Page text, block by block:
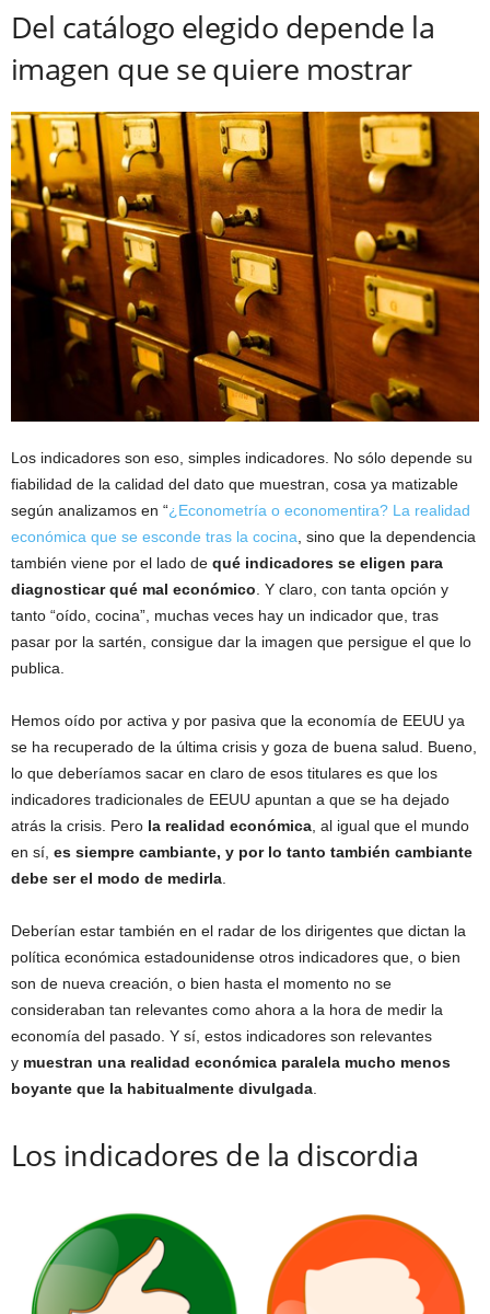
Del catálogo elegido depende la
imagen que se quiere mostrar
Los indicadores son eso, simples indicadores. No sólo depende su
fiabilidad de la calidad del dato que muestran, cosa ya matizable
según analizamos en “¿Econometría o economentira? La realidad
económica que se esconde tras la cocina , sino que la dependencia
también viene por el lado de qué indicadores se eligen para
diagnosticar qué mal económico . Y claro, con tanta opción y
tanto “oído, cocina”, muchas veces hay un indicador que, tras
pasar por la sartén, consigue dar la imagen que persigue el que lo
publica.
Hemos oído por activa y por pasiva que la economía de EEUU ya
se ha recuperado de la última crisis y goza de buena salud. Bueno,
lo que deberíamos sacar en claro de esos titulares es que los
indicadores tradicionales de EEUU apuntan a que se ha dejado
atrás la crisis. Pero la realidad económica , al igual que el mundo
en sí, es siempre cambiante, y por lo tanto también cambiante
debe ser el modo de medirla
Deberían estar también en el radar de los dirigentes que dictan la
política económica estadounidense otros indicadores que, o bien
son de nueva creación, o bien hasta el momento no se
consideraban tan relevantes como ahora a la hora de medir la
economía del pasado. Y sí, estos indicadores son relevantes
y muestran una realidad económica paralela mucho menos
boyante que la habitualmente divulgada
Los indicadores de la discordia